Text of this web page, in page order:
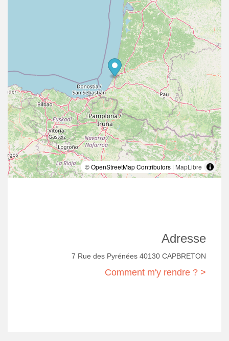
© OpenStreetMap Contributors | MapLibre
Adresse
7 Rue des Pyrénées 40130 CAPBRETON
Comment m'y rendre ? >